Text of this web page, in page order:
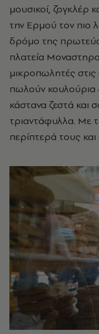
μουσικοί, ζογκλέρ
την Ερμού τον πιο
δρόμο της
πλατεία
μικροπωλητές
πωλούν κουλούρια
κάστανα ζεστά και
τριαντάφυλλα. Με
περίπτερά τους